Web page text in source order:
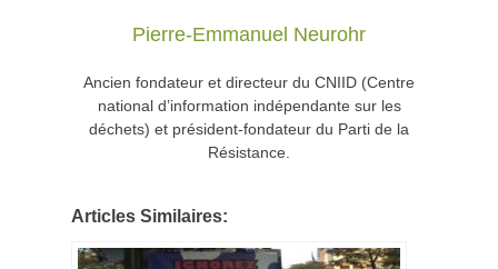
Pierre-Emmanuel Neurohr
Ancien fondateur et directeur du CNIID (Centre
national d’information indépendante sur les
déchets) et président-fondateur du Parti de la
Résistance.
Articles Similaires: